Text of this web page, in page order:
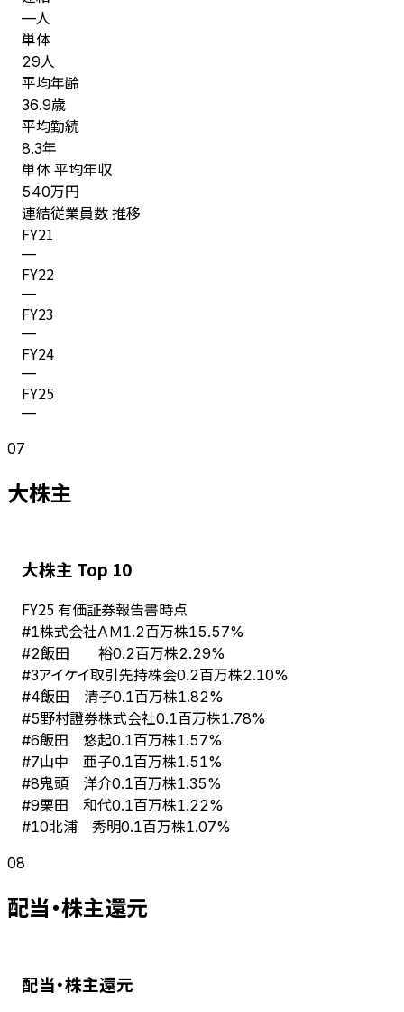
—人
単体
29人
平均年齢
36.9歳
平均勤続
8.3年
単体 平均年収
540万円
連結従業員数 推移
FY21
—
FY22
—
FY23
—
FY24
—
FY25
—
07
大株主
大株主 Top 10
FY25 有価証券報告書時点
#1株式会社ＡＭ1.2百万株15.57%
#2飯田 裕0.2百万株2.29%
#3アイケイ取引先持株会0.2百万株2.10%
#4飯田 清子0.1百万株1.82%
#5野村證券株式会社0.1百万株1.78%
#6飯田 悠起0.1百万株1.57%
#7山中 亜子0.1百万株1.51%
#8鬼頭 洋介0.1百万株1.35%
#9栗田 和代0.1百万株1.22%
#10北浦 秀明0.1百万株1.07%
08
配当・株主還元
配当・株主還元